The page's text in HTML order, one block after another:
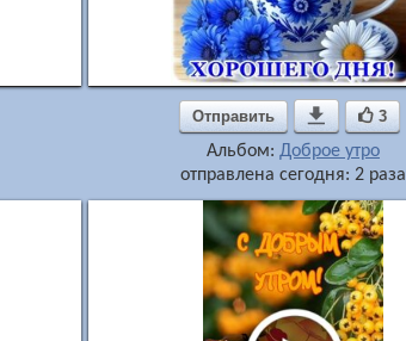
Отправить  3
Альбом: Доброе утро
отправлена сегодня: 2 раза